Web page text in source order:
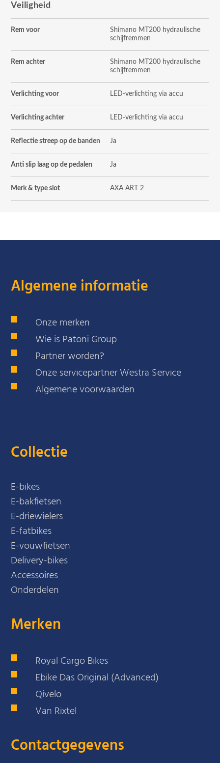
Veiligheid
Rem voor
Shimano MT200 hydraulische
schijfremmen
Rem achter
Shimano MT200 hydraulische
schijfremmen
Verlichting voor LED-verlichting via accu
Verlichting achter LED-verlichting via accu
Reflectie streep op de banden Ja
Anti slip laag op de pedalen Ja
Merk & type slot AXA ART 2
Algemene informatie
Onze merken
Wie is Patoni Group
Partner worden?
Onze servicepartner Westra Service
Algemene voorwaarden
Collectie
E-bikes
E-bakfietsen
E-driewielers
E-fatbikes
E-vouwfietsen
Delivery-bikes
Accessoires
Onderdelen
Merken
Royal Cargo Bikes
Ebike Das Original (Advanced)
Qivelo
Van Rixtel
Contactgegevens